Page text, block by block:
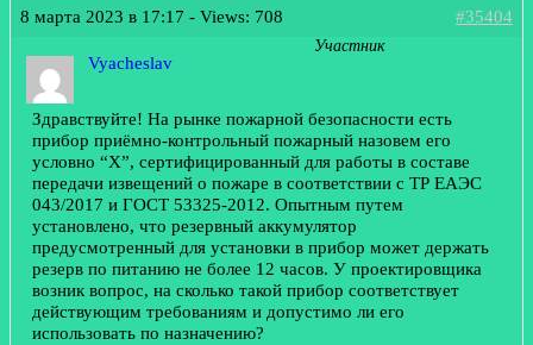
8 марта 2023 в 17:17 - Views: 708 #35404
Vyacheslav
Участник
Здравствуйте! На рынке пожарной безопасности есть
прибор приёмно-контрольный пожарный назовем его
условно “Х”, сертифицированный для работы в составе
передачи извещений о пожаре в соответствии с ТР ЕАЭС
043/2017 и ГОСТ 53325-2012. Опытным путем
установлено, что резервный аккумулятор
предусмотренный для установки в прибор может держать
резерв по питанию не более 12 часов. У проектировщика
возник вопрос, на сколько такой прибор соответствует
действующим требованиям и допустимо ли его
использовать по назначению?